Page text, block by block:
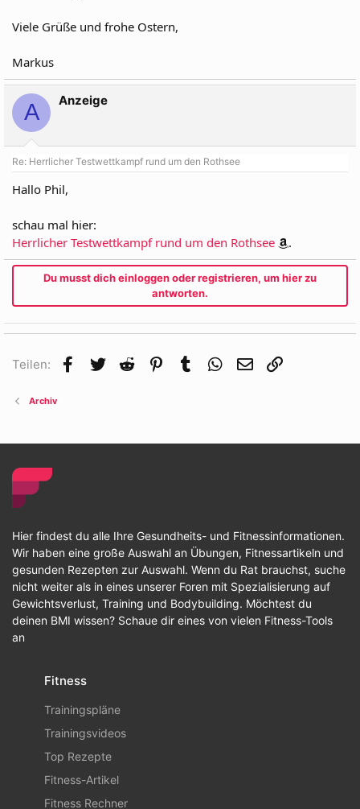
Viele Grüße und frohe Ostern,
Markus
A Anzeige
Re: Herrlicher Testwettkampf rund um den Rothsee
Hallo Phil,
schau mal hier:
Herrlicher Testwettkampf rund um den Rothsee
.
Du musst dich einloggen oder registrieren, um hier zu
antworten.
Teilen: Facebook
Twitter Reddit Pinterest
Tumblr WhatsApp
E-Mail
Archiv
Hier findest du alle Ihre Gesundheits- und Fitnessinformationen.
Wir haben eine große Auswahl an Übungen, Fitnessartikeln und
gesunden Rezepten zur Auswahl. Wenn du Rat brauchst, suche
nicht weiter als in eines unserer Foren mit Spezialisierung auf
Gewichtsverlust, Training und Bodybuilding. Möchtest du
deinen BMI wissen? Schaue dir eines von vielen Fitness-Tools
an
Fitness
Trainingspläne
Trainingsvideos
Top Rezepte
Fitness-Artikel
Fitness Rechner